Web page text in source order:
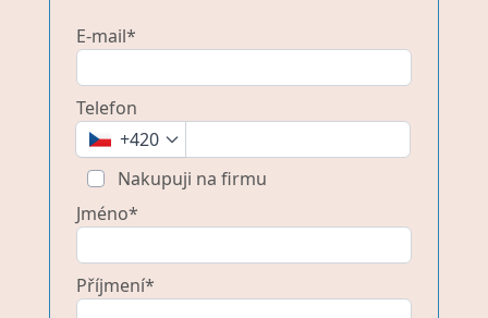
E-mail*
Telefon
+420
Nakupuji na firmu
Jméno*
Příjmení*